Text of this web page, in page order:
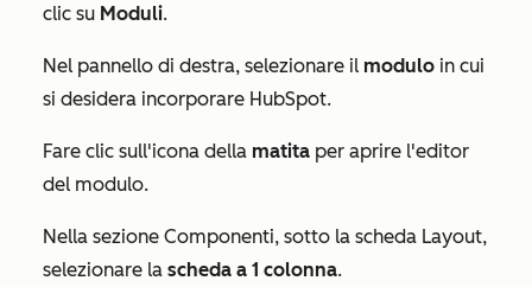
clic su Moduli.
Nel pannello di destra, selezionare il modulo in cui
si desidera incorporare HubSpot.
Fare clic sull'icona della matita per aprire l'editor
del modulo.
Nella sezione Componenti, sotto la scheda Layout,
selezionare la scheda a 1 colonna.